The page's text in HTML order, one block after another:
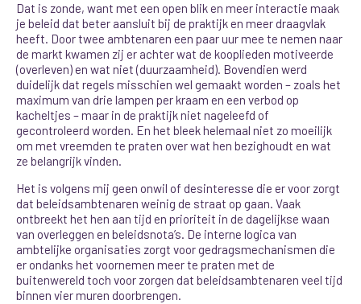
Dat is zonde, want met een open blik en meer interactie maak
je beleid dat beter aansluit bij de praktijk en meer draagvlak
heeft. Door twee ambtenaren een paar uur mee te nemen naar
de markt kwamen zij er achter wat de kooplieden motiveerde
(overleven) en wat niet (duurzaamheid). Bovendien werd
duidelijk dat regels misschien wel gemaakt worden – zoals het
maximum van drie lampen per kraam en een verbod op
kacheltjes – maar in de praktijk niet nageleefd of
gecontroleerd worden. En het bleek helemaal niet zo moeilijk
om met vreemden te praten over wat hen bezighoudt en wat
ze belangrijk vinden.
Het is volgens mij geen onwil of desinteresse die er voor zorgt
dat beleidsambtenaren weinig de straat op gaan. Vaak
ontbreekt het hen aan tijd en prioriteit in de dagelijkse waan
van overleggen en beleidsnota’s. De interne logica van
ambtelijke organisaties zorgt voor gedragsmechanismen die
er ondanks het voornemen meer te praten met de
buitenwereld toch voor zorgen dat beleidsambtenaren veel tijd
binnen vier muren doorbrengen.